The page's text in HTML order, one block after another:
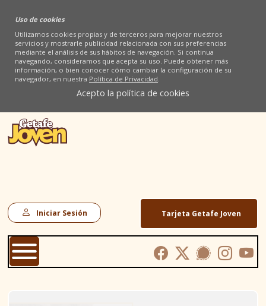
Uso de cookies
Utilizamos cookies propias y de terceros para mejorar nuestros
servicios y mostrarle publicidad relacionada con sus preferencias
mediante el análisis de sus hábitos de navegación. Si continua
navegando, consideramos que acepta su uso. Puede obtener más
información, o bien conocer cómo cambiar la configuración de su
navegador, en nuestra Política de Privacidad.
Acepto la política de cookies
Iniciar Sesión Tarjeta Getafe Joven